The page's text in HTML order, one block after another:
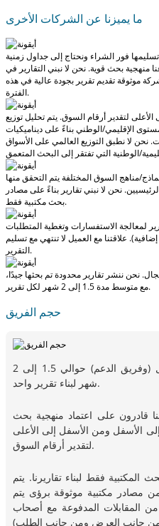
ما يميزنا عن الشركات الأخرى
فور الشراء ونحتاج إلى جداول زمنية
منهجية بحث قوية. نحن لا نبني التقارير في
موثوقة تقديم تقرير بجودة عالية في هذه
الفترة.
لتقدير أرقام السوق. يتم تحليل توزيع
الإقليمي/الوطني بناءً على ديناميكيات
نحن لا نطبق التوزيع العالمي على الأسواق
الوطنية
مناهج السوق المختلفة يتم التحقق منها
نحن لا نبني تقارير بناءً على مصادر
بحث مكتبية فقط.
لمعالجة الاستفسارات وتغطية المتطلبات
علاقتنا مع العميل لا تنتهي مع تسليم
التقرير.
نحن ننشر تقارير محدودة تم بحثها جيدًا،
معمتوسط مدة 1.5 إلى 2 شهر لكل تقرير.
حجم الفريق
في المتوسط، يقضي المحلل (وفريق الدعم) حوالي 1.5 إلى 2
شهر لبناء تقرير واحد.
قادرون على اعتماد منهجية بحث
الأسفل ومن الأسفل إلى الأعلى
لتقدير أرقام السوق.
المكتبية فقط لبناء تقاريرنا. يتم
مصادر مكتبية موثوقة برؤى يتم
المقابلات المدفوعة مع أصحاب